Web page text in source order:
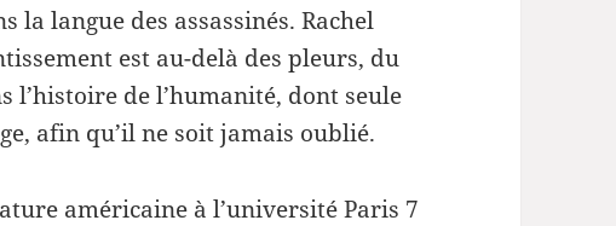
la langue des assassinés. Rachel
est au-delà des pleurs, du
l’histoire de l’humanité, dont seule
afin qu’il ne soit jamais oublié.
américaine à l’université Paris 7